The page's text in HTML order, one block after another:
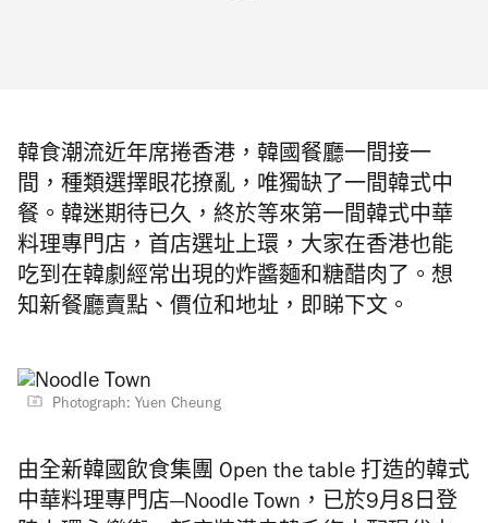
韓食潮流近年席捲香港，韓國餐廳一間接一
間，種類選擇眼花撩亂，唯獨缺了一間韓式中
餐。韓迷期待已久，終於等來第一間韓式中華
料理專門店，首店選址上環，大家在香港也能
吃到在韓劇經常出現的炸醬麵和糖醋肉了。想
知新餐廳賣點、價位和地址，即睇下文。
Photograph: Yuen Cheung
由全新韓國飲食集團 Open the table 打造的韓式
中華料理專門店—Noodle Town，已於9月8日登